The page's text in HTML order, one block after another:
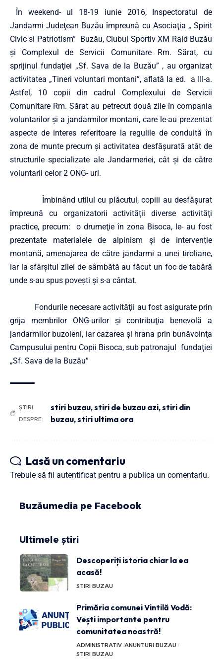
În weekend- ul 18-19 iunie 2016, Inspectoratul de
Jandarmi Judeţean Buzău împreună cu Asociaţia „ Spirit
Civic si Patriotism” Buzău, Clubul Sportiv XM Raid Buzău
şi Complexul de Servicii Comunitare Rm. Sărat, cu
sprijinul fundaţiei „Sf. Sava de la Buzău” , au organizat
activitatea „Tineri voluntari montani”, aflată la ed. a III-a.
Astfel, 10 copii din cadrul Complexului de Servicii
Comunitare Rm. Sărat au petrecut două zile în compania
voluntarilor şi a jandarmilor montani, care le-au prezentat
aspecte de interes referitoare la regulile de conduită în
zona de munte precum şi activitatea desfăşurată atât de
structurile specializate ale Jandarmeriei, cât şi de către
voluntarii celor 2 ONG- uri.
Îmbinând utilul cu plăcutul, copiii au desfăşurat
împreună cu organizatorii activităţii diverse activităţi
practice, precum: o drumeţie în zona Bisoca, le- au fost
prezentate materialele de alpinism şi de intervenţie
montană, amenajarea de către jandarmi a unei tiroliane,
iar la sfârşitul zilei de sâmbătă au făcut un foc de tabără
unde s-au spus poveşti şi s-a cântat.
Fondurile necesare activităţii au fost asigurate prin
grija membrilor ONG-urilor şi contribuţia benevolă a
jandarmilor buzoieni, iar cazarea şi hrana prin bunăvoinţa
Campusului pentru Copii Bisoca, sub patronajul fundaţiei
„Sf. Sava de la Buzău”
ȘTIRI
DESPRE:
stiri buzau,stiri de buzau azi,stiri din
buzau,stiri ultima ora
Lasă un comentariu
Trebuie să fii autentificat pentru a publica un comentariu.
Buzăumedia pe Facebook
Ultimele știri
Descoperiți istoria chiar la ea
acasă!
STIRI BUZAU
Primăria comunei Vintilă Vodă:
Vești importante pentru
comunitatea noastră!
ADMINISTRATIV ANUNTURI BUZAU
STIRI BUZAU